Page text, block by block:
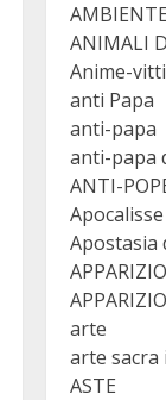
AMBIENTE
ANIMALI
Anime-
anti Papa
anti-papa
anti-papa
ANTI-
Apocalisse
Apostasia
arte
arte sacra
ASTE